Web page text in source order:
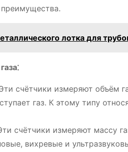
лотка для
счётчики измеряют объём
газ. К этому типу
счётчики измеряют массу
вихревые и